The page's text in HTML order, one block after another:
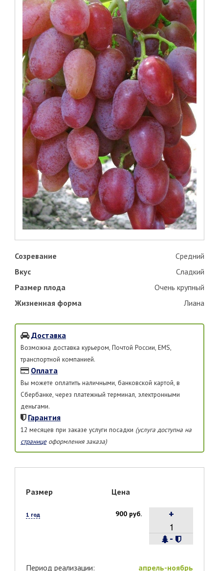
Созревание
Средний
Вкус
Сладкий
Размер плода
Очень крупный
Жизненная форма
Лиана
Доставка
Возможна доставка курьером, Почтой России, EMS,
транспортной компанией.
Оплата
Вы можете оплатить наличными, банковской картой, в
Сбербанке, через платежный терминал, электронными
деньгами.
Гарантия
12 месяцев при заказе услуги посадки (услуга доступна на
страницеоформления заказа)
Размер Цена
1 год 900 руб.
-
+
Период реализации: апрель-ноябрь